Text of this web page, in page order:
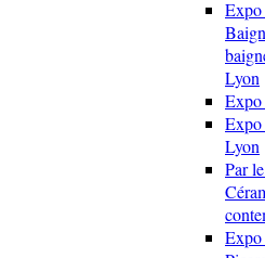
Expo
Lyon
Lyon
Par